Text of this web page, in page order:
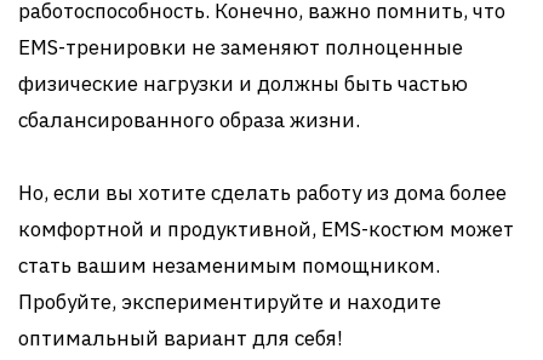
работоспособность. Конечно, важно помнить, что
EMS-тренировки не заменяют полноценные
физические нагрузки и должны быть частью
сбалансированного образа жизни.
Но, если вы хотите сделать работу из дома более
комфортной и продуктивной, EMS-костюм может
стать вашим незаменимым помощником.
Пробуйте, экспериментируйте и находите
оптимальный вариант для себя!